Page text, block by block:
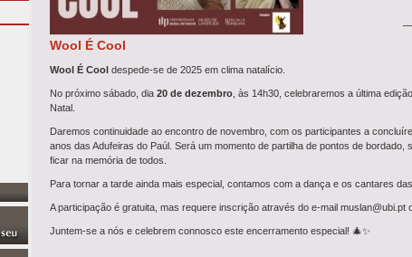
Wool É Cool
Wool É Cool despede-se de 2025 em clima natalício.
No próximo sábado, dia 20 de dezembro, às 14h30, celebraremos a última
Natal.
Daremos continuidade ao encontro de novembro, com os participantes a
anos das Adufeiras do Paúl. Será um momento de partilha de pontos de
ficar na memória de todos.
Para tornar a tarde ainda mais especial, contamos com a dança e os cantares
A participação é gratuita, mas requere inscrição através do e-mail muslan@ubi.pt
Juntem-se a nós e celebrem connosco este encerramento especial! 🎄✨